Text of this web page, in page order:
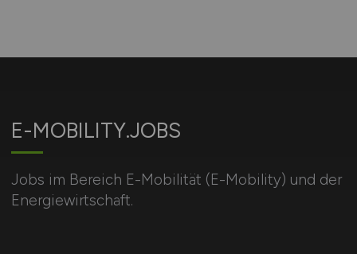
E-MOBILITY.JOBS
Jobs im Bereich E-Mobilität (E-Mobility) und der
Energiewirtschaft.